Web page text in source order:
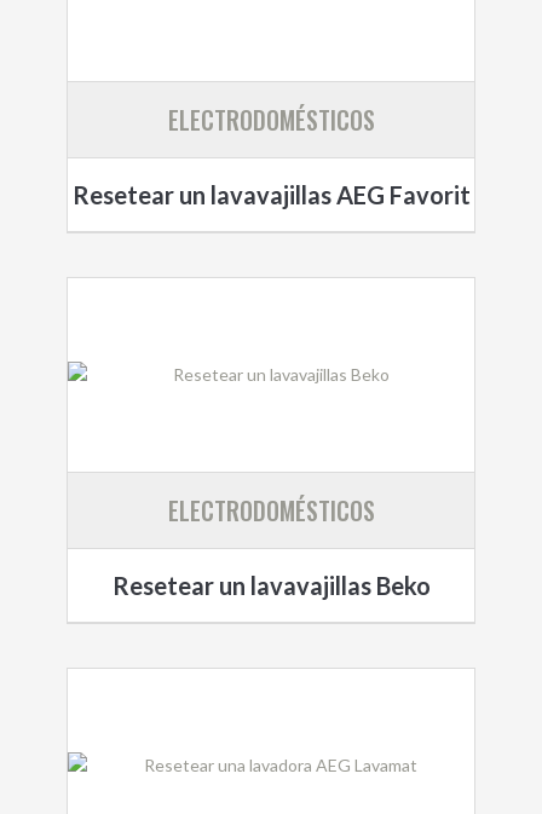
ELECTRODOMÉSTICOS
Resetear un lavavajillas AEG Favorit
ELECTRODOMÉSTICOS
Resetear un lavavajillas Beko